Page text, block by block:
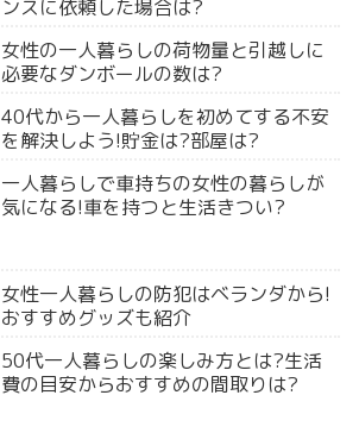
ンスに依頼した場合は?
女性の一人暮らしの荷物量と引越しに
必要なダンボールの数は?
40代から一人暮らしを初めてする不安
を解決しよう!貯金は?部屋は?
一人暮らしで車持ちの女性の暮らしが
気になる!車を持つと生活きつい?
女性一人暮らしの防犯はベランダから!
おすすめグッズも紹介
50代一人暮らしの楽しみ方とは?生活
費の目安からおすすめの間取りは?